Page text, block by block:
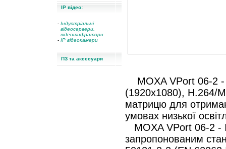
IP відео:
- Індустріальні
відеосервери,
відеошифратори
- IP відеокамери
ПЗ та аксесуари
MOXA VPort 06-2 -
(1920x1080), H.264/
матрицю для
умовах низької
MOXA VPort 06-2 -
запропонованим